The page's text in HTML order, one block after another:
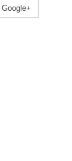
Google+